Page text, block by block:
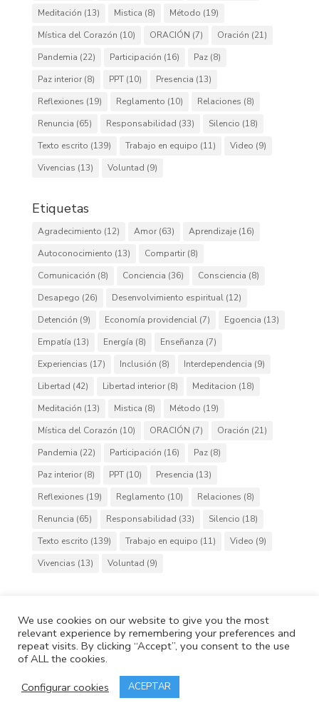
Meditación (13) Mistica (8) Método (19)
Mística del Corazón (10) ORACIÓN (7) Oración (21)
Pandemia (22) Participación (16) Paz(8)
Paz interior(8) PPT(10) Presencia (13)
Reflexiones (19) Reglamento (10) Relaciones (8)
Renuncia (65) Responsabilidad (33) Silencio (18)
Texto escrito (139) Trabajo en equipo (11) Video (9)
Vivencias (13) Voluntad (9)
Etiquetas
Agradecimiento (12) Amor(63) Aprendizaje(16)
Autoconocimiento (13) Compartir(8)
Comunicación (8) Conciencia (36) Consciencia (8)
Desapego (26) Desenvolvimiento espiritual(12)
Detención (9) Economía providencial(7) Egoencia (13)
Empatía (13) Energía (8) Enseñanza (7)
Experiencias (17) Inclusión (8) Interdependencia (9)
Libertad (42) Libertad interior(8) Meditacion (18)
Meditación (13) Mistica (8) Método (19)
Mística del Corazón (10) ORACIÓN (7) Oración (21)
Pandemia (22) Participación (16) Paz(8)
Paz interior(8) PPT(10) Presencia (13)
Reflexiones (19) Reglamento (10) Relaciones (8)
Renuncia (65) Responsabilidad (33) Silencio (18)
Texto escrito (139) Trabajo en equipo (11) Video (9)
Vivencias (13) Voluntad (9)
Cafh.org Cafh App
Contactos
Política de Privacidad
Política de Cookies
reservados
We use cookies on our website to give you the most
relevant experience by remembering your preferences and
repeat visits. By clicking “Accept”, you consent to the use
of ALL the cookies.
Configurar cookies
ACEPTAR